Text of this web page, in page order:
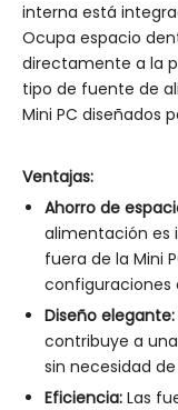
interna está
Ocupa espacio
directamente a la
tipo de fuente de
Mini PC diseñados
Ventajas:
Ahorro de
alimentación es
fuera de la Mini
configuraciones
Diseño elegante:
contribuye a
sin necesidad
Eficiencia: Las